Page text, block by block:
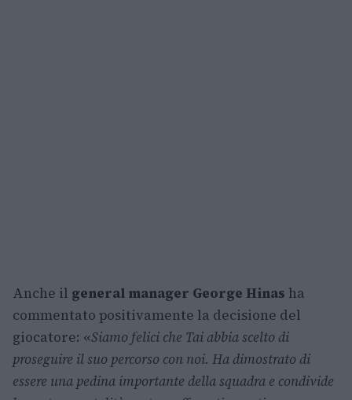
Anche il general manager George Hinas ha
commentato positivamente la decisione del
giocatore: «Siamo felici che Tai abbia scelto di
proseguire il suo percorso con noi. Ha dimostrato di
essere una pedina importante della squadra e condivide